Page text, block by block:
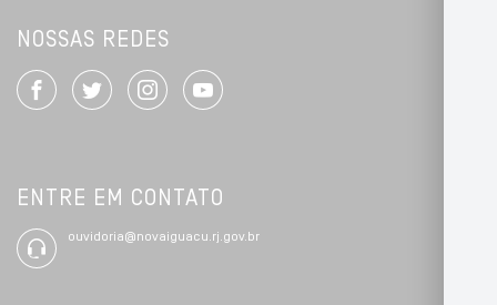
NOSSAS REDES
ENTRE EM CONTATO
ouvidoria@novaiguacu.rj.gov.br